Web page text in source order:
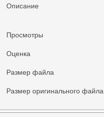
Описание
Просмотры
Оценка
Размер файла
Размер оригинального файла